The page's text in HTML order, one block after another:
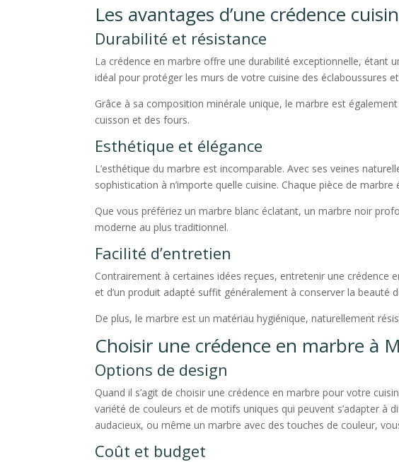
Les avantages d’une crédence
Durabilité et résistance
La crédence en marbre offre une durabilité exceptionnelle, étant
idéal pour protéger les murs de votre cuisine des éclaboussures
Grâce à sa composition minérale unique, le marbre est
cuisson et des fours.
Esthétique et élégance
L’esthétique du marbre est incomparable. Avec ses veines
sophistication à n’importe quelle cuisine. Chaque pièce de
Que vous préfériez un marbre blanc éclatant, un marbre noir
moderne au plus traditionnel.
Facilité d’entretien
Contrairement à certaines idées reçues, entretenir une crédence
et d’un produit adapté suffit généralement à conserver la beauté
De plus, le marbre est un matériau hygiénique, naturellement
Choisir une crédence en marbre à
Options de design
Quand il s’agit de choisir une crédence en marbre pour votre
variété de couleurs et de motifs uniques qui peuvent s’adapter à
audacieux, ou même un marbre avec des touches de couleur,
Coût et budget